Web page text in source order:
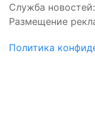
Служба
Размещение
Политика